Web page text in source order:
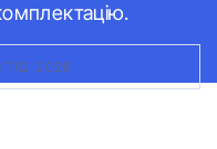
2026